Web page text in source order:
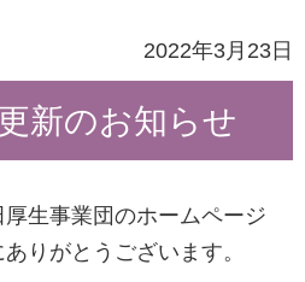
2022年3月23日
新のお知らせ
生事業団のホームページ
りがとうございます。